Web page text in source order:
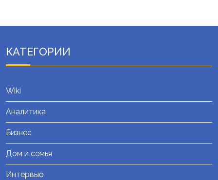
КАТЕГОРИИ
Wiki
Аналитика
Бизнес
Дом и семья
Интервью